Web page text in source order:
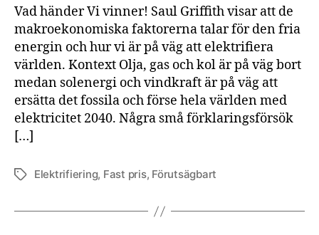
Saul
Vad händer Vi vinner! Saul Griffith visar att de
makroekonomiska faktorerna talar för den fria
energin och hur vi är på väg att elektrifiera
världen. Kontext Olja, gas och kol är på väg bort
medan solenergi och vindkraft är på väg att
ersätta det fossila och förse hela världen med
elektricitet 2040. Några små förklaringsförsök
[…]
EtiketterElektrifiering, Fast pris, Förutsägbart